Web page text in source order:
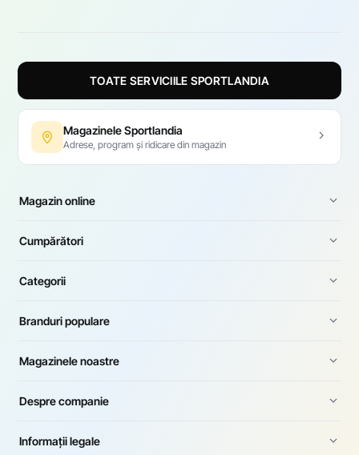
TOATE SERVICIILE SPORTLANDIA
Magazinele Sportlandia
Adrese, program și ridicare din magazin
Magazin online
Cumpărători
Categorii
Branduri populare
Magazinele noastre
Despre companie
Informații legale